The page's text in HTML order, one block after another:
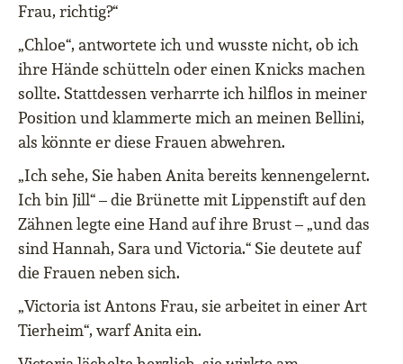
Frau, richtig?“
„Chloe“, antwortete ich und wusste nicht, ob ich
ihre Hände schütteln oder einen Knicks machen
sollte. Stattdessen verharrte ich hilflos in meiner
Position und klammerte mich an meinen Bellini,
als könnte er diese Frauen abwehren.
„Ich sehe, Sie haben Anita bereits kennengelernt.
Ich bin Jill“ – die Brünette mit Lippenstift auf den
Zähnen legte eine Hand auf ihre Brust – „und das
sind Hannah, Sara und Victoria.“ Sie deutete auf
die Frauen neben sich.
„Victoria ist Antons Frau, sie arbeitet in einer Art
Tierheim“, warf Anita ein.